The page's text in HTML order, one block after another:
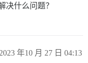
决什么问题？
2023 年10 月 27 日 04:13